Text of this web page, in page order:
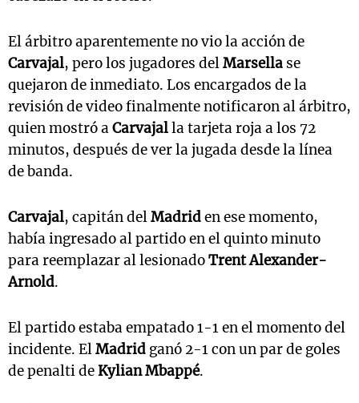
El árbitro aparentemente no vio la acción de
Carvajal, pero los jugadores delMarsella se
quejaron de inmediato. Los encargados de la
revisión de video finalmente notificaron al árbitro,
quien mostró aCarvajalla tarjeta roja a los 72
minutos, después de ver la jugada desde la línea
de banda.
Carvajal, capitán delMadriden ese momento,
había ingresado al partido en el quinto minuto
para reemplazar al lesionadoTrent Alexander-
Arnold.
El partido estaba empatado 1-1 en el momento del
incidente. ElMadrid ganó 2-1 con un par de goles
de penalti deKylian Mbappé.